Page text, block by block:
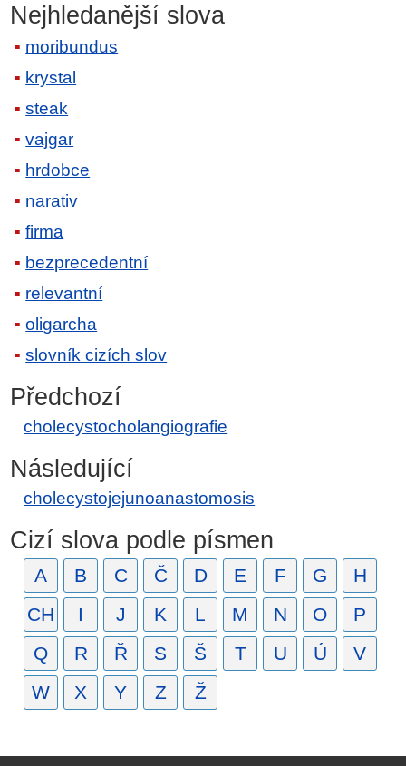
Nejhledanější slova
moribundus
krystal
steak
vajgar
hrdobce
narativ
firma
bezprecedentní
relevantní
oligarcha
slovník cizích slov
Předchozí
cholecystocholangiografie
Následující
cholecystojejunoanastomosis
Cizí slova podle písmen
A B C Č D E F G
H
CH
I J K L M N O
P
Q
R Ř S Š T U Ú
V
W
X Y Z Ž